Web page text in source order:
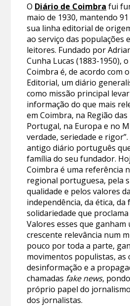
O Diário de Coimbra fui
maio de 1930, mantendo
sua linha editorial de
ao serviço das populações
leitores. Fundado por
Cunha Lucas (1883-1950),
Coimbra é, de acordo com
Editorial, um diário
como missão principal
informação do que mais
em Coimbra, na Região das
Portugal, na Europa e no
verdade, seriedade e
antigo diário português
família do seu fundador.
Coimbra é uma referência
regional portuguesa, pela
qualidade e pelos valores
independência, da ética,
solidariedade que proclama
Valores esses que ganham
crescente relevância num
pouco por toda a parte,
movimentos populistas, as
desinformação e a
chamadas fake news,
próprio papel do
dos jornalistas.